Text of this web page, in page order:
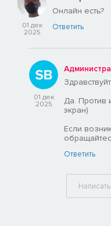
01 дек
2025
Онлайн есть?
Ответить
01 дек
2025
Да. Против
экран)
Если
Ответить